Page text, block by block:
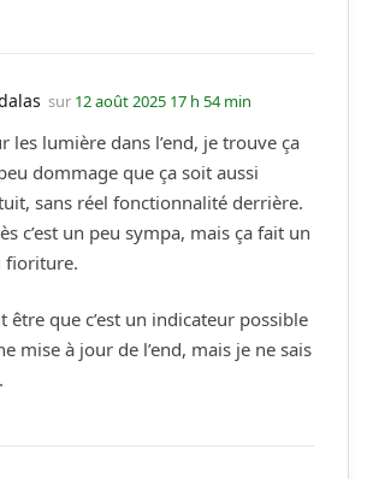
sur 12 août 2025 17 h 54 min
les lumière dans l’end, je trouve ça
dommage que ça soit aussi
sans réel fonctionnalité derrière.
c’est un peu sympa, mais ça fait un
fioriture.
être que c’est un indicateur possible
mise à jour de l’end, mais je ne sais